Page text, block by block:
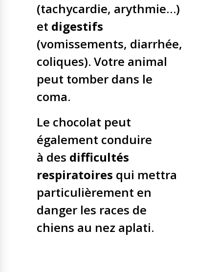
(tachycardie, arythmie…)
et digestifs
(vomissements, diarrhée,
coliques). Votre animal
peut tomber dans le
coma.
Le chocolat peut
également conduire
à des difficultés
respiratoires qui mettra
particulièrement en
danger les races de
chiens au nez aplati.